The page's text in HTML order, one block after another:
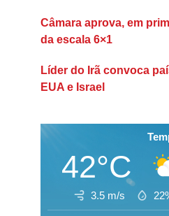
Câmara aprova, em
da escala 6×1
Líder do Irã convoca
EUA e Israel
42°C
3.5 m/s